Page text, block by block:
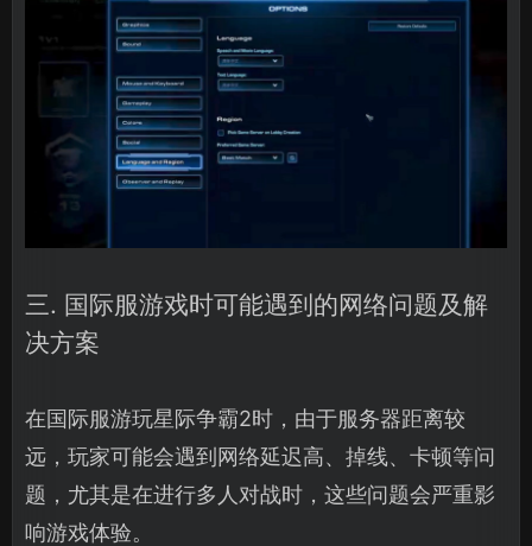
三. 国际服游戏时可能遇到的网络问题及解
决方案
在国际服游玩星际争霸2时，由于服务器距离较
远，玩家可能会遇到网络延迟高、掉线、卡顿等问
题，尤其是在进行多人对战时，这些问题会严重影
响游戏体验。